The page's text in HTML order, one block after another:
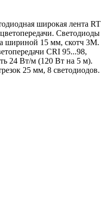
широкая лента RT
Светодиоды
шириной 15 мм, скотч 3М.
CRI 95...98,
24 Вт/м (120 Вт на 5 м).
25 мм, 8 светодиодов.